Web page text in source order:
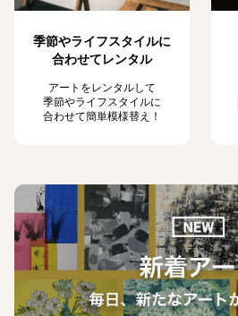
季節やライフスタイルに
合わせてレンタル
アートをレンタルして
季節やライフスタイルに
合わせて簡単模様替え！